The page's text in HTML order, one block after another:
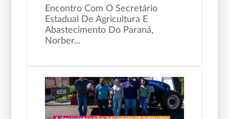
Encontro Com O Secretário
Estadual De Agricultura E
Abastecimento Do Paraná,
Norber...